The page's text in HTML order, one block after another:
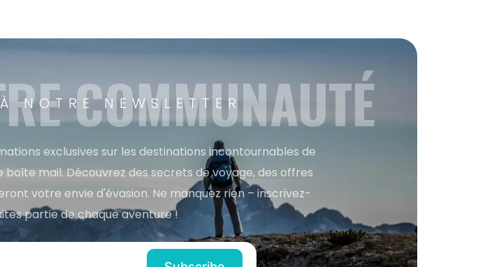
NOTRE NEWSLETTER
COMMUNAUTÉ
exclusives sur les destinations incontournables de
mail. Découvrez des secrets de voyage, des offres
votre envie d'évasion. Ne manquez rien – inscrivez-
partie de chaque aventure !